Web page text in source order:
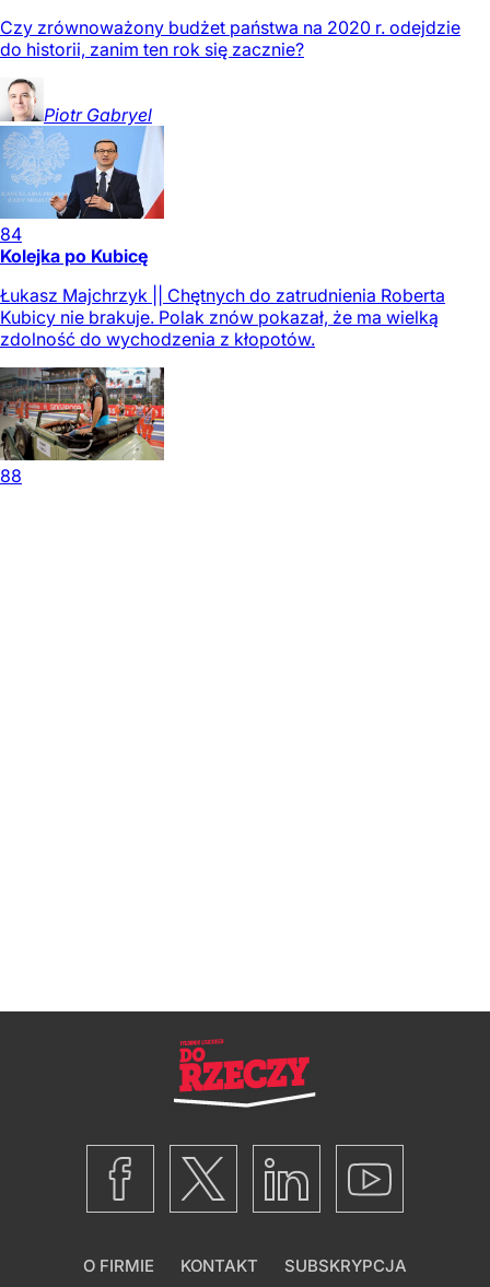
Czy zrównoważony budżet państwa na 2020 r. odejdzie
do historii, zanim ten rok się zacznie?
Piotr Gabryel
84
Kolejka po Kubicę
Łukasz Majchrzyk || Chętnych do zatrudnienia Roberta
Kubicy nie brakuje. Polak znów pokazał, że ma wielką
zdolność do wychodzenia z kłopotów.
88
O FIRMIE KONTAKT SUBSKRYPCJA